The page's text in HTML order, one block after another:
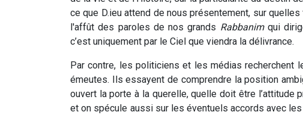
ce que D.ieu attend de nous présentement, sur
l'affût des paroles de nos grands Rabbanimqui
c’est uniquement par le Ciel que viendra la délivrance.
Par contre, les politiciens et les médias
émeutes. Ils essayent de comprendre la position
ouvert la porte à la querelle, quelle doit être l’attitude
et on spécule aussi sur les éventuels accords avec les